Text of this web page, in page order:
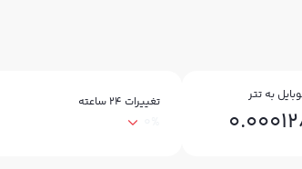
به تتر تغییرات ۲۴ ساعته